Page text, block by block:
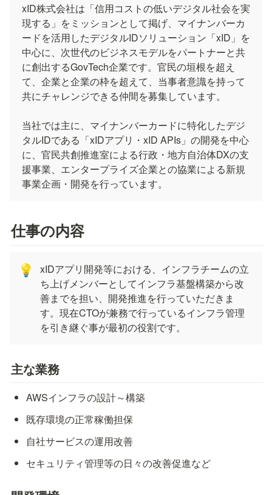
xID株式会社は「信用コストの低いデジタル社会を実
現する」をミッションとして掲げ、マイナンバーカ
ードを活用したデジタルIDソリューション「xID」を
中心に、次世代のビジネスモデルをパートナーと共
に創出するGovTech企業です。官民の垣根を超え
て、企業と企業の枠を超えて、当事者意識を持って
共にチャレンジできる仲間を募集しています。
当社では主に、マイナンバーカードに特化したデジ
タルIDである「xIDアプリ・xID APIs」の開発を中心
に、官民共創推進室による行政・地方自治体DXの支
援事業、エンタープライズ企業との協業による新規
事業企画・開発を行っています。
仕事の内容
💡
xIDアプリ開発等における、インフラチームの立
ち上げメンバーとしてインフラ基盤構築から改
善までを担い、開発推進を行っていただきま
す。現在CTOが兼務で行っているインフラ管理
を引き継ぐ事が最初の役割です。
主な業務
AWSインフラの設計～構築
既存環境の正常稼働担保
自社サービスの運用改善
セキュリティ管理等の日々の改善促進など